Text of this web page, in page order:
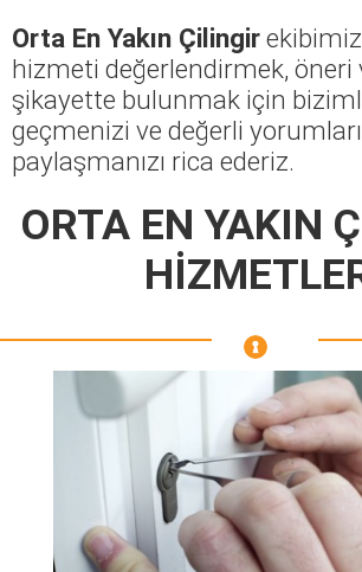
Orta En Yakın Çilingir
hizmeti değerlendirmek, öneri
şikayette bulunmak için
geçmenizi ve değerli
paylaşmanızı rica ederiz.
ORTA EN YAKIN